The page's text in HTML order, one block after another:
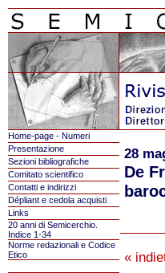
Home-page - Numeri
Presentazione
Sezioni bibliografiche
Comitato scientifico
Contatti e indirizzi
Dépliant e cedola acquisti
Links
20 anni di Semicerchio.
Indice 1-34
Norme redazionali e Codice
Etico
28
De
«